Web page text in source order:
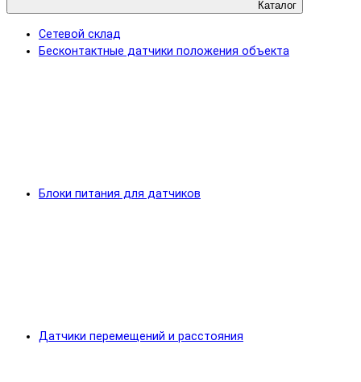
Каталог
Сетевой склад
Бесконтактные датчики положения объекта
Блоки питания для датчиков
Датчики перемещений и расстояния